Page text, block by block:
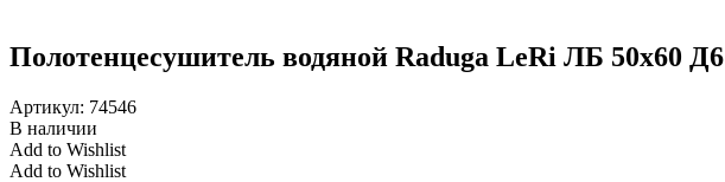
Полотенцесушитель водяной Raduga LeRi ЛБ 50х60 Д6
Артикул: 74546
В наличии
Add to Wishlist
Add to Wishlist